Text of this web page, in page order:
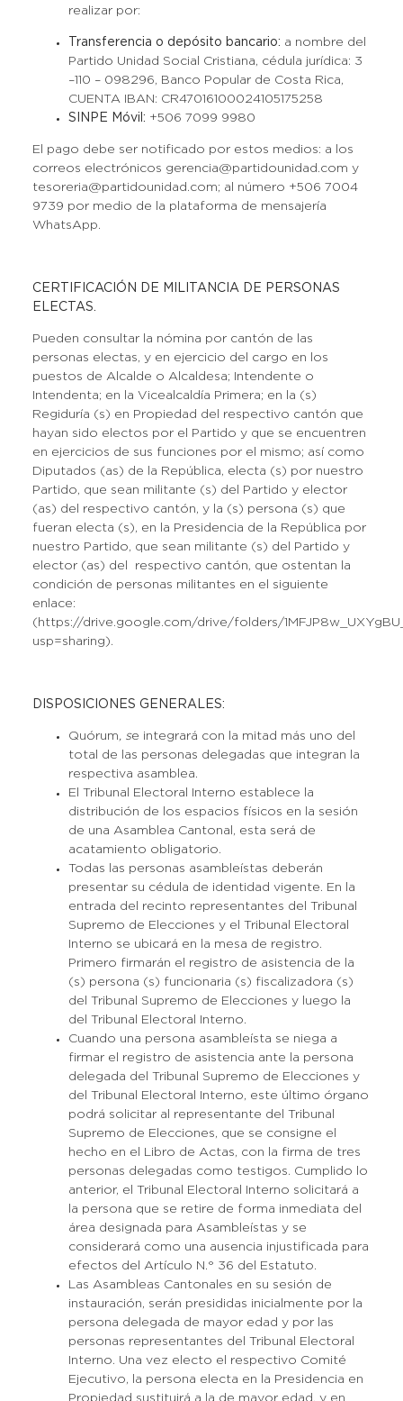
realizar por:
Transferencia o depósito bancario: a nombre del
Partido Unidad Social Cristiana, cédula jurídica: 3
–110 – 098296, Banco Popular de Costa Rica,
CUENTA IBAN: CR47016100024105175258
SINPE Móvil: +506 7099 9980
El pago debe ser notificado por estos medios: a los
correos electrónicos gerencia@partidounidad.com y
tesoreria@partidounidad.com; al número +506 7004
9739 por medio de la plataforma de mensajería
WhatsApp.
CERTIFICACIÓN DE MILITANCIA DE PERSONAS
ELECTAS.
Pueden consultar la nómina por cantón de las
personas electas, y en ejercicio del cargo en los
puestos de Alcalde o Alcaldesa; Intendente o
Intendenta; en la Vicealcaldía Primera; en la (s)
Regiduría (s) en Propiedad del respectivo cantón que
hayan sido electos por el Partido y que se encuentren
en ejercicios de sus funciones por el mismo; así como
Diputados (as) de la República, electa (s) por nuestro
Partido, que sean militante (s) del Partido y elector
(as) del respectivo cantón, y la (s) persona (s) que
fueran electa (s), en la Presidencia de la República por
nuestro Partido, que sean militante (s) del Partido y
elector (as) del respectivo cantón, que ostentan la
condición de personas militantes en el siguiente
enlace:
(https://drive.google.com/drive/folders/
usp=sharing).
DISPOSICIONES GENERALES:
Quórum, se integrará con la mitad más uno del
total de las personas delegadas que integran la
respectiva asamblea.
El Tribunal Electoral Interno establece la
distribución de los espacios físicos en la sesión
de una Asamblea Cantonal, esta será de
acatamiento obligatorio.
Todas las personas asambleístas deberán
presentar su cédula de identidad vigente. En la
entrada del recinto representantes del Tribunal
Supremo de Elecciones y el Tribunal Electoral
Interno se ubicará en la mesa de registro.
Primero firmarán el registro de asistencia de la
(s) persona (s) funcionaria (s) fiscalizadora (s)
del Tribunal Supremo de Elecciones y luego la
del Tribunal Electoral Interno.
Cuando una persona asambleísta se niega a
firmar el registro de asistencia ante la persona
delegada del Tribunal Supremo de Elecciones y
del Tribunal Electoral Interno, este último órgano
podrá solicitar al representante del Tribunal
Supremo de Elecciones, que se consigne el
hecho en el Libro de Actas, con la firma de tres
personas delegadas como testigos. Cumplido lo
anterior, el Tribunal Electoral Interno solicitará a
la persona que se retire de forma inmediata del
área designada para Asambleístas y se
considerará como una ausencia injustificada para
efectos del Artículo N.° 36 del Estatuto.
Las Asambleas Cantonales en su sesión de
instauración, serán presididas inicialmente por la
persona delegada de mayor edad y por las
personas representantes del Tribunal Electoral
Interno. Una vez electo el respectivo Comité
Ejecutivo, la persona electa en la Presidencia en
Propiedad sustituirá a la de mayor edad, y en
Donaciones
Contacto